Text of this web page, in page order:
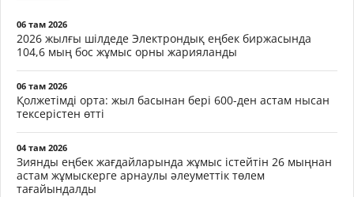
06 там 2026
2026 жылғы шілдеде Электрондық еңбек биржасында
104,6 мың бос жұмыс орны жарияланды
06 там 2026
Қолжетімді орта: жыл басынан бері 600-ден астам нысан
тексерістен өтті
04 там 2026
Зиянды еңбек жағдайларында жұмыс істейтін 26 мыңнан
астам жұмыскерге арнаулы әлеуметтік төлем
тағайындалды